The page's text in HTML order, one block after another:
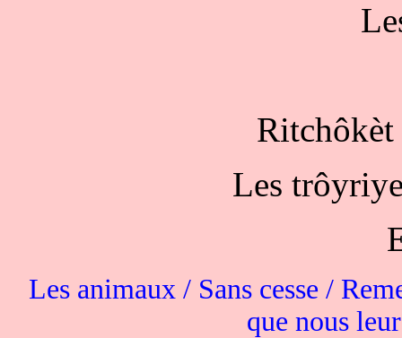
Ritchôkèt
Les
Les animaux / Sans cesse /
que nous